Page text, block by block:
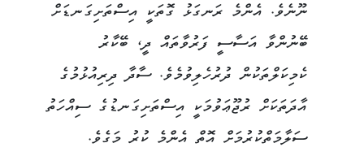
ނޫނެވެ. އެންމެ ރަނގަޅު ގޮތަކީ އިސްތަށިގަނޑަށް
ބޭނުންވާ އަސާސީ ފަރުވާތައް ދީ، ބޭކާރު
ކެމިކަލްތަކުން ދުރުހެލިވުމެވެ. ސާދާ ދިރިއުޅުމުގެ
އާދަތަކަށް ރުޖޫޢަވުމަކީ އިސްތަށިގަނޑުގެ ސިއްހަތު
ސަލާމަތްކުރުމަށް އޮތް އެންމެ ކުރު މަގެވެ.